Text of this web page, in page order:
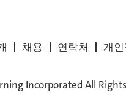
채용 연락처 개
Incorporated All